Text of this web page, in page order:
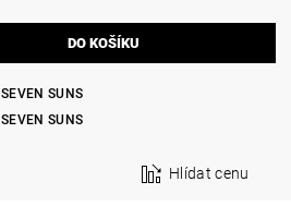
SEVEN SUNS
SEVEN SUNS
Hlídat cenu